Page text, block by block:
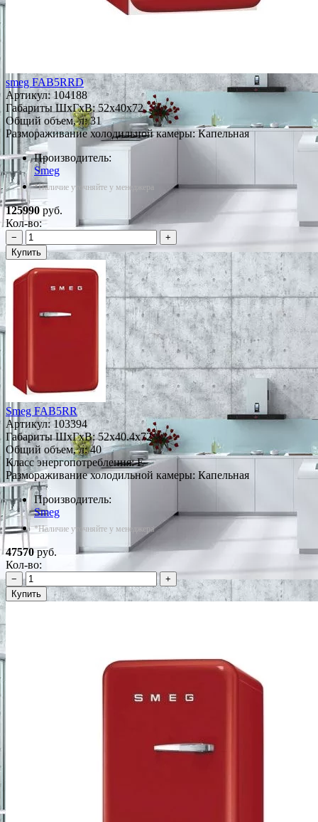
smeg FAB5RRD
Артикул:104188
Габариты ШxГxВ: 52x40x72
Общий объем, л: 31
Размораживание холодильной камеры: Капельная
Производитель:
Smeg
*Наличие уточняйте у менеджера
125990руб.
Кол-во:
−
+
Купить
Smeg FAB5RR
Артикул:103394
Габариты ШxГxВ: 52x40.4x72
Общий объем, л: 40
Класс энергопотребления: E
Размораживание холодильной камеры: Капельная
Производитель:
Smeg
*Наличие уточняйте у менеджера
47570руб.
Кол-во:
−
+
Купить